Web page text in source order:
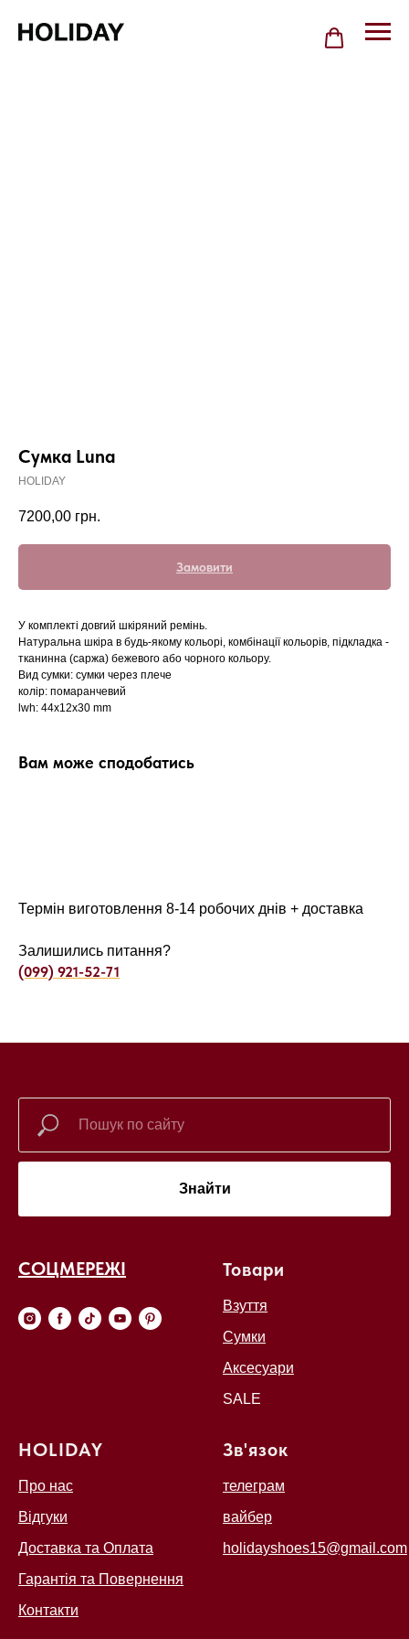
Сумка Luna
HOLIDAY
7200,00 грн.
Замовити
У комплекті довгий шкіряний ремінь.
Натуральна шкіра в будь-якому кольорі, комбінації кольорів, підкладка -
тканинна (саржа) бежевого або чорного кольору.
Вид сумки: сумки через плече
колір: помаранчевий
lwh: 44x12x30 mm
Вам може сподобатись
Термін виготовлення 8-14 робочих днів + доставка
Залишились питання?
(099) 921-52-71
Знайти
СОЦМЕРЕЖІ Товари
Взуття
Сумки
Аксесуари
SALE
HOLIDAY
Про нас
Відгуки
Доставка та Оплата
Гарантія та Повернення
Контакти
Зв'язок
телеграм
вайбер
holidayshoes15@gmail.com